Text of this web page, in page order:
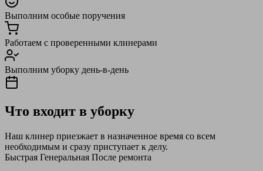
Выполним особые поручения
Работаем с проверенными клинерами
Выполним уборку день-в-день
Что входит в уборку
Наш клинер приезжает в назначенное время со всем
необходимым и сразу приступает к делу.
Быстрая Генеральная После ремонта